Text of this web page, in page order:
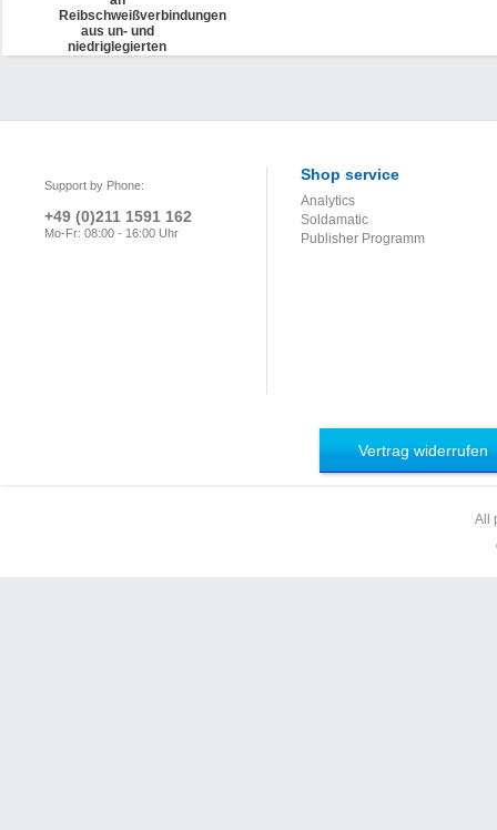
Reibschweißverbindungen
aus un- und
niedriglegierten
Support by Phone:
+49 (0)211 1591 162
Mo-Fr: 08:00 - 16:00 Uhr
Shop service
Analytics
Soldamatic
Publisher Programm
Vertrag widerrufen
All